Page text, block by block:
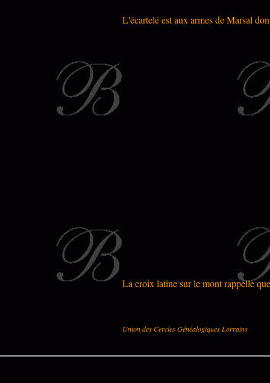
L'écartelé est aux armes deMarsal
La croix latine sur le mont rappelle
Union des Cercles Généalogiques Lorrains